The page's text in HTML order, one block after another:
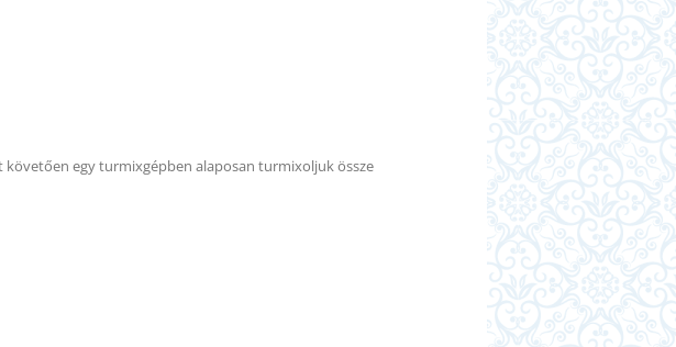
követően egy turmixgépben alaposan turmixoljuk össze